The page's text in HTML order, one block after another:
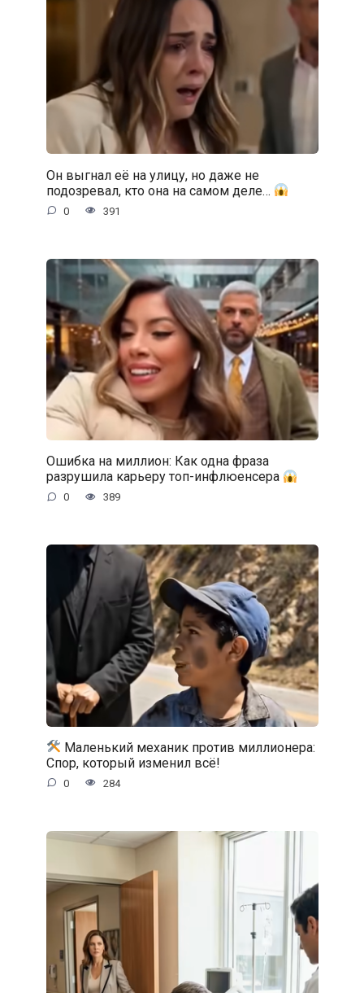
Он выгнал её на улицу, но даже не
подозревал, кто она на самом деле…
0 391
Ошибка на миллион: Как одна фраза
разрушила карьеру топ-инфлюенсера
0 389
Маленький механик против миллионера:
Спор, который изменил всё!
0 284